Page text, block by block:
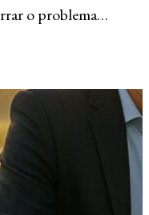
o problema…